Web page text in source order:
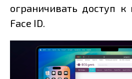
ограничивать доступ
Face ID.